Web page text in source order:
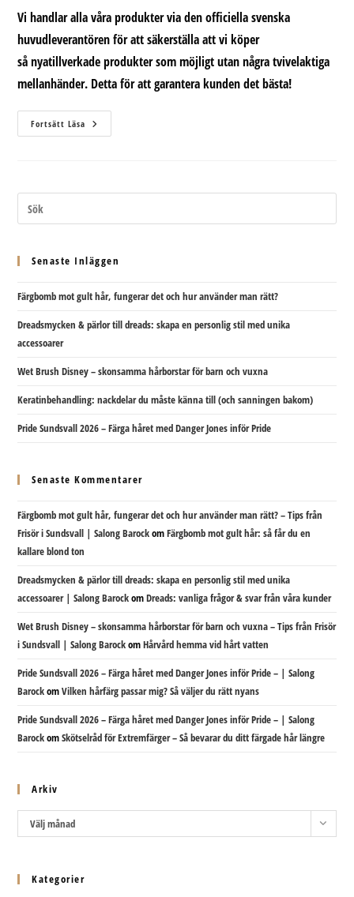
Vi handlar alla våra produkter via den officiella svenska
huvudleverantören för att säkerställa att vi köper
så nyatillverkade produkter som möjligt utan några tvivelaktiga
mellanhänder. Detta för att garantera kunden det bästa!
Fortsätt Läsa För
Den
Senaste Inläggen
Färgbomb mot gult hår, fungerar det och hur använder man rätt?
Dreadsmycken & pärlor till dreads: skapa en personlig stil med unika
accessoarer
Wet Brush Disney – skonsamma hårborstar för barn och vuxna
Keratinbehandling: nackdelar du måste känna till (och sanningen bakom)
Pride Sundsvall 2026 – Färga håret med Danger Jones inför Pride
Senaste Kommentarer
Färgbomb mot gult hår, fungerar det och hur använder man rätt? – Tips från
Frisör i Sundsvall | Salong BarockomFärgbomb mot gult hår: så får du en
kallare blond ton
Dreadsmycken & pärlor till dreads: skapa en personlig stil med unika
accessoarer | Salong BarockomDreads: vanliga frågor & svar från våra kunder
Wet Brush Disney – skonsamma hårborstar för barn och vuxna – Tips från Frisör
i Sundsvall | Salong BarockomHårvård hemma vid hårt vatten
Pride Sundsvall 2026 – Färga håret med Danger Jones inför Pride – | Salong
BarockomVilken hårfärg passar mig? Så väljer du rätt nyans
Pride Sundsvall 2026 – Färga håret med Danger Jones inför Pride – | Salong
BarockomSkötselråd för Extremfärger – Så bevarar du ditt färgade hår längre
Arkiv
ArkivVälj månad
Kategorier